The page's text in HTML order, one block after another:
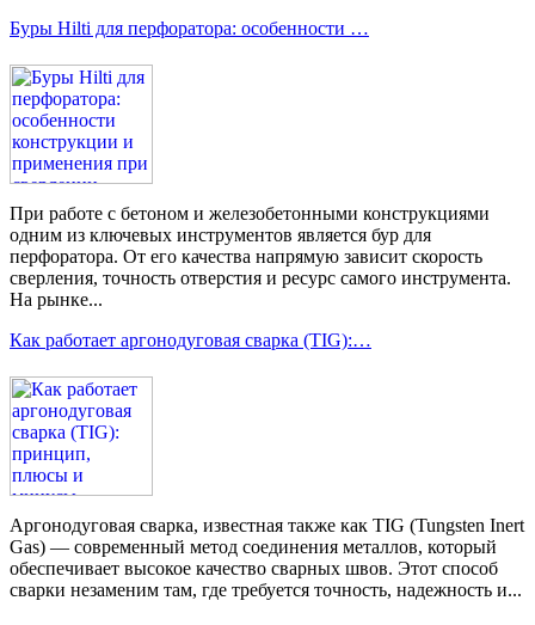
Буры Hilti для перфоратора: особенности …
При работе с бетоном и железобетонными конструкциями
одним из ключевых инструментов является бур для
перфоратора. От его качества напрямую зависит скорость
сверления, точность отверстия и ресурс самого инструмента.
На рынке...
Как работает аргонодуговая сварка (TIG):…
Аргонодуговая сварка, известная также как TIG (Tungsten Inert
Gas) — современный метод соединения металлов, который
обеспечивает высокое качество сварных швов. Этот способ
сварки незаменим там, где требуется точность, надежность и...